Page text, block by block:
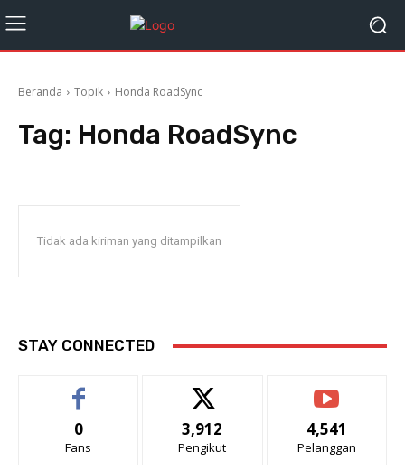
Beranda Topik Honda RoadSync
Tag: Honda RoadSync
Tidak ada kiriman yang ditampilkan
STAY CONNECTED
0
Fans
3,912
Pengikut
4,541
Pelanggan